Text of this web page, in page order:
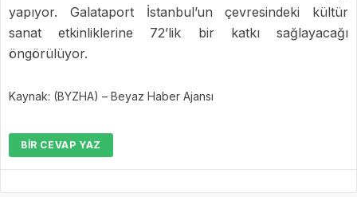
yapıyor. Galataport İstanbul’un çevresindeki kültür
sanat etkinliklerine 72’lik bir katkı sağlayacağı
öngörülüyor.
Kaynak: (BYZHA) – Beyaz Haber Ajansı
BIR CEVAP YAZ